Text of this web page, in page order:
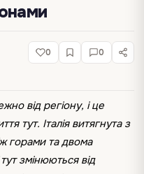
0 0
від регіону, і це
тут. Італія витягнута з
горами та двома
змінюються від